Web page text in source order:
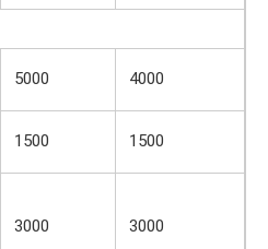
5000 4000
1500 1500
3000 3000